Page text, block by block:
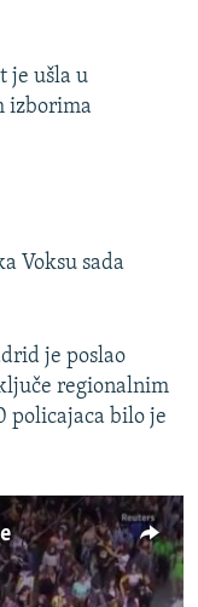
je ušla u
izborima
Voksu sada
je poslao
regionalnim
policajaca bilo je